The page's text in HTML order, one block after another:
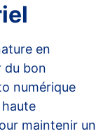
en
du bon
numérique
maintenir un